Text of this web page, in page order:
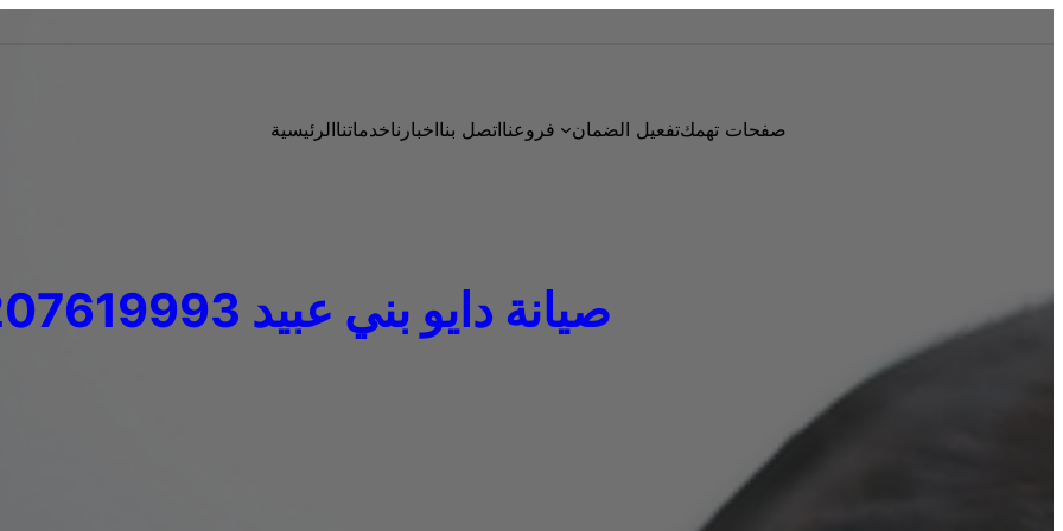
الرئيسيةخدماتنااخبارنااتصل بنافروعنا تفعيل الضمانصفحات تهمك
صيانة دايو بني عبيد 01207619993